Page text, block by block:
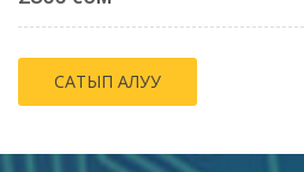
САТЫП АЛУУ